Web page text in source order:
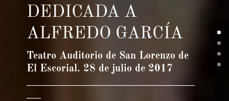
DEDICADA A
ALFREDO GARCÍA
Teatro Auditorio de San Lorenzo de
El Escorial. 28 de julio de 2017